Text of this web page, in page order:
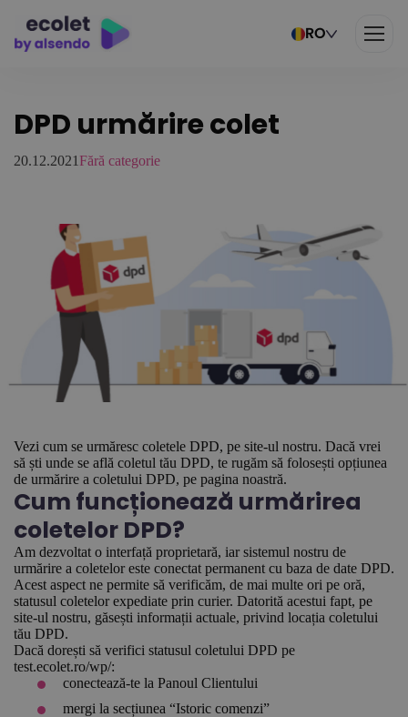
RO
DPD urmărire colet
20.12.2021Fără categorie
Vezi cum se urmăresc coletele DPD, pe site-ul nostru. Dacă vrei
să ști unde se află coletul tău DPD, te rugăm să folosești opțiunea
de urmărire a coletului DPD, pe pagina noastră.
Cum funcționează urmărirea
coletelor DPD?
Am dezvoltat o interfață proprietară, iar sistemul nostru de
urmărire a coletelor este conectat permanent cu baza de date DPD.
Acest aspect ne permite să verificăm, de mai multe ori pe oră,
statusul coletelor expediate prin curier. Datorită acestui fapt, pe
site-ul nostru, găsești informații actuale, privind locația coletului
tău DPD.
Dacă dorești să verifici statusul coletului DPD pe
test.ecolet.ro/wp/:
conectează-te la Panoul Clientului
mergi la secțiunea “Istoric comenzi”